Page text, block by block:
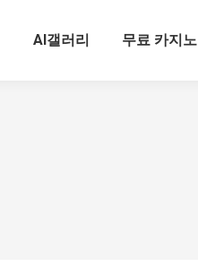
AI갤러리 무료 카지노